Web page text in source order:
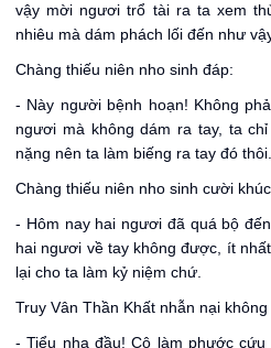
vậy mời ngươi trổ tài ra ta xem
nhiêu mà dám phách lối đến như
Chàng thiếu niên nho sinh đáp:
- Này người bệnh hoạn! Không
ngươi mà không dám ra tay, ta
nặng nên ta làm biếng ra tay đó thôi.
Chàng thiếu niên nho sinh cười
- Hôm nay hai ngươi đã quá bộ
hai ngươi về tay không được, ít
lại cho ta làm kỷ niệm chứ.
Truy Vân Thần Khất nhẫn nại
- Tiểu nha đầu! Cô làm phước